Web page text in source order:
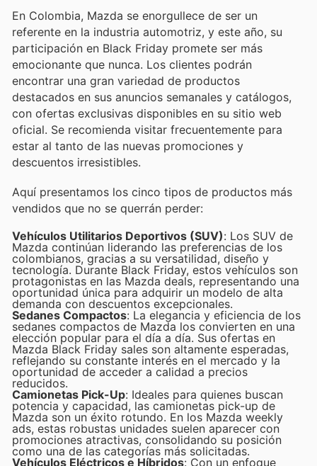
En Colombia, Mazda se enorgullece de ser un
referente en la industria automotriz, y este año, su
participación en Black Friday promete ser más
emocionante que nunca. Los clientes podrán
encontrar una gran variedad de productos
destacados en sus anuncios semanales y catálogos,
con ofertas exclusivas disponibles en su sitio web
oficial. Se recomienda visitar frecuentemente para
estar al tanto de las nuevas promociones y
descuentos irresistibles.
Aquí presentamos los cinco tipos de productos más
vendidos que no se querrán perder:
Vehículos Utilitarios Deportivos (SUV): Los SUV de
Mazda continúan liderando las preferencias de los
colombianos, gracias a su versatilidad, diseño y
tecnología. Durante Black Friday, estos vehículos son
protagonistas en las Mazda deals, representando una
oportunidad única para adquirir un modelo de alta
demanda con descuentos excepcionales.
Sedanes Compactos: La elegancia y eficiencia de los
sedanes compactos de Mazda los convierten en una
elección popular para el día a día. Sus ofertas en
Mazda Black Friday sales son altamente esperadas,
reflejando su constante interés en el mercado y la
oportunidad de acceder a calidad a precios
reducidos.
Camionetas Pick-Up: Ideales para quienes buscan
potencia y capacidad, las camionetas pick-up de
Mazda son un éxito rotundo. En los Mazda weekly
ads, estas robustas unidades suelen aparecer con
promociones atractivas, consolidando su posición
como una de las categorías más solicitadas.
Vehículos Eléctricos e Híbridos: Con un enfoque